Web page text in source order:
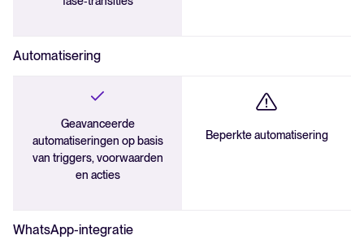
Automatisering
Geavanceerde
automatiseringen op basis
van triggers, voorwaarden
en acties
Beperkte automatisering
WhatsApp-integratie